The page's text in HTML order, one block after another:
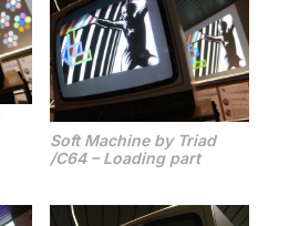
Soft Machine by Triad
/C64 – Loading part